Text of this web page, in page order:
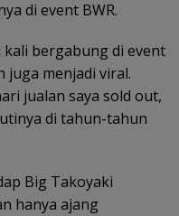
di event BWR.
bergabung di event
juga menjadi viral.
jualan saya sold out,
di tahun-tahun
Big Takoyaki
hanya ajang